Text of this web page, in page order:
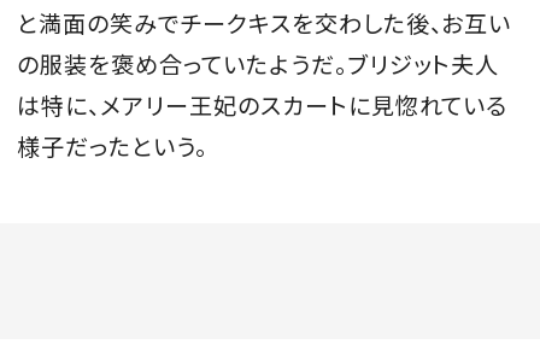
と満面の笑みでチークキスを交わした後、お互い
の服装を褒め合っていたようだ。ブリジット夫人
は特に、メアリー王妃のスカートに見惚れている
様子だったという。